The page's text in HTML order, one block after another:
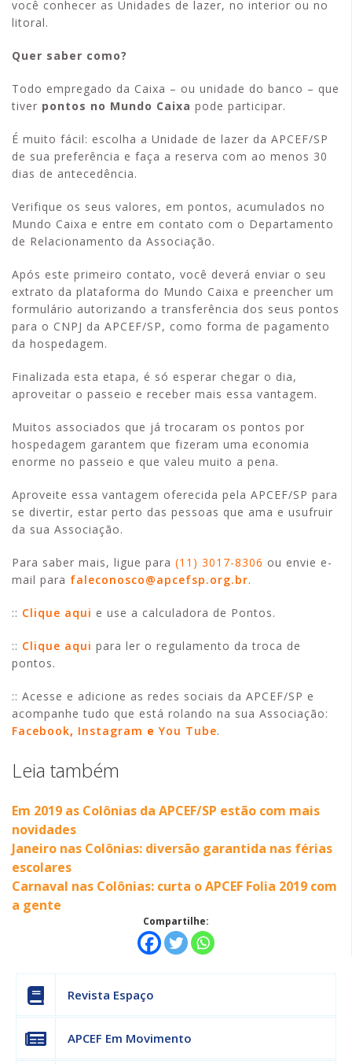
você conhecer as Unidades de lazer, no interior ou no
litoral.
Quer saber como?
Todo empregado da Caixa – ou unidade do banco – que
tiver pontos no Mundo Caixa pode participar.
É muito fácil: escolha a Unidade de lazer da APCEF/SP
de sua preferência e faça a reserva com ao menos 30
dias de antecedência.
Verifique os seus valores, em pontos, acumulados no
Mundo Caixa e entre em contato com o Departamento
de Relacionamento da Associação.
Após este primeiro contato, você deverá enviar o seu
extrato da plataforma do Mundo Caixa e preencher um
formulário autorizando a transferência dos seus pontos
para o CNPJ da APCEF/SP, como forma de pagamento
da hospedagem.
Finalizada esta etapa, é só esperar chegar o dia,
aproveitar o passeio e receber mais essa vantagem.
Muitos associados que já trocaram os pontos por
hospedagem garantem que fizeram uma economia
enorme no passeio e que valeu muito a pena.
Aproveite essa vantagem oferecida pela APCEF/SP para
se divertir, estar perto das pessoas que ama e usufruir
da sua Associação.
Para saber mais, ligue para (11) 3017-8306 ou envie e-
mail para faleconosco@apcefsp.org.br.
:: Clique aqui e use a calculadora de Pontos.
:: Clique aqui para ler o regulamento da troca de
pontos.
:: Acesse e adicione as redes sociais da APCEF/SP e
acompanhe tudo que está rolando na sua Associação:
Facebook, Instagram eYou Tube.
Leia também
Em 2019 as Colônias da APCEF/SP estão com mais
novidades
Janeiro nas Colônias: diversão garantida nas férias
escolares
Carnaval nas Colônias: curta o APCEF Folia 2019 com
a gente
Compartilhe:
Revista Espaço
APCEF Em Movimento